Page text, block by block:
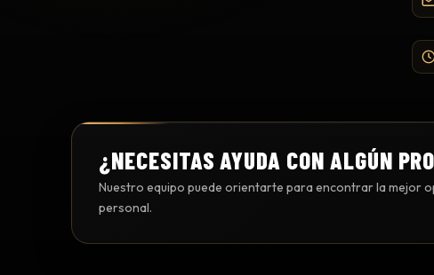
¿NECESITAS AYUDA CON ALGÚN
Nuestro equipo puede orientarte para encontrar la mejor
personal.